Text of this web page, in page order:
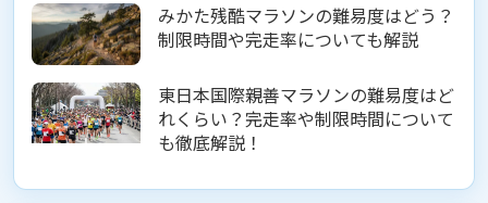
みかた残酷マラソンの難易度はどう？
制限時間や完走率についても解説
東日本国際親善マラソンの難易度はど
れくらい？完走率や制限時間について
も徹底解説！